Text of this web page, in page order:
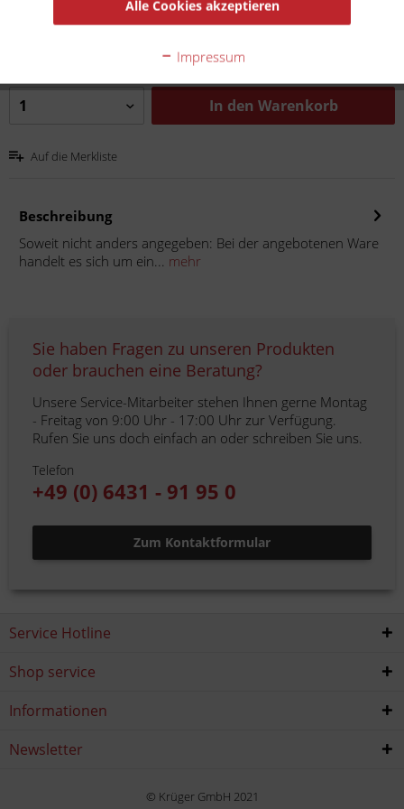
Lieferzeit 10 Werktage
In den Warenkorb
Auf die Merkliste
Beschreibung
Soweit nicht anders angegeben: Bei der angebotenen Ware
handelt es sich um ein... mehr
Sie haben Fragen zu unseren Produkten
oder brauchen eine Beratung?
Unsere Service-Mitarbeiter stehen Ihnen gerne Montag
- Freitag von 9:00 Uhr - 17:00 Uhr zur Verfügung.
Rufen Sie uns doch einfach an oder schreiben Sie uns.
Telefon
+49 (0) 6431 - 91 95 0
Zum Kontaktformular
Service Hotline
Shop service
Informationen
Newsletter
© Krüger GmbH 2021
Alle Cookies akzeptieren
Impressum